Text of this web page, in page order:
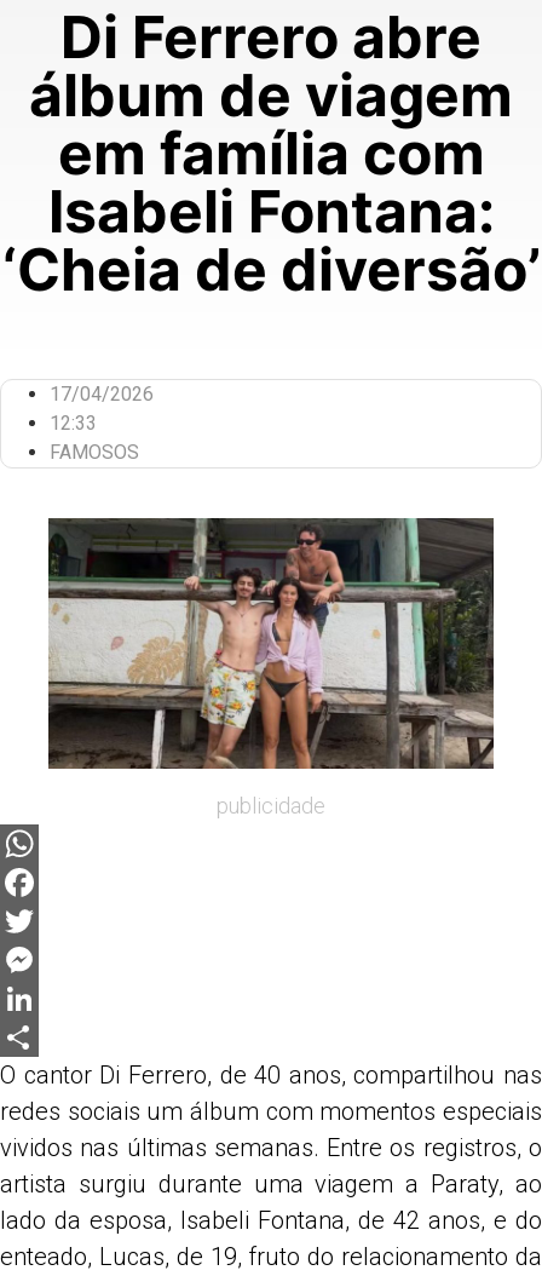
Di Ferrero abre
álbum de viagem
em família com
Isabeli Fontana:
‘Cheia de diversão’
17/04/2026
12:33
FAMOSOS
publicidade
WhatsApp
Facebook
Twitter
Messenger
LinkedIn
Share
O cantor Di Ferrero, de 40 anos, compartilhou nas
redes sociais um álbum com momentos especiais
vividos nas últimas semanas. Entre os registros, o
artista surgiu durante uma viagem a Paraty, ao
lado da esposa, Isabeli Fontana, de 42 anos, e do
enteado, Lucas, de 19, fruto do relacionamento da